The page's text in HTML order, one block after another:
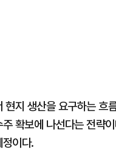
지 생산을 요구하는 흐
확보에 나선다는 전략
이다.